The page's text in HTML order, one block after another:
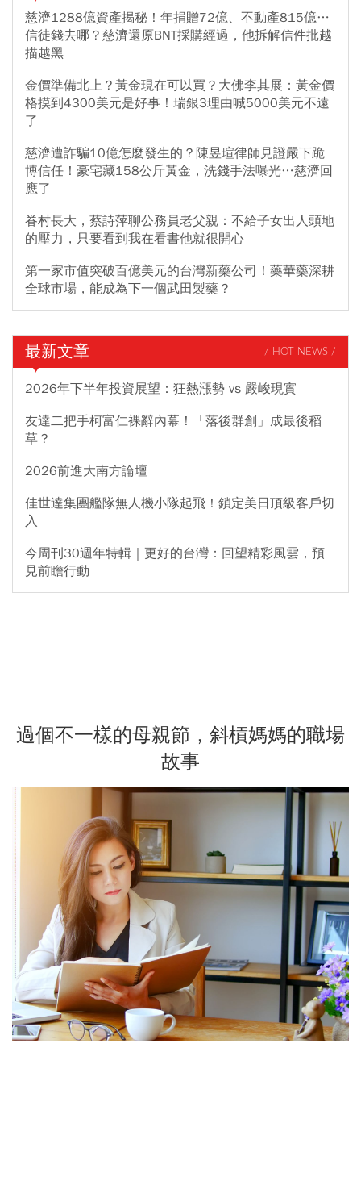
慈濟1288億資產揭秘！年捐贈72億、不動產815億…
信徒錢去哪？慈濟還原BNT採購經過，他拆解信件批越
描越黑
金價準備北上？黃金現在可以買？大佛李其展：黃金價
格摸到4300美元是好事！瑞銀3理由喊5000美元不遠
了
慈濟遭詐騙10億怎麼發生的？陳昱瑄律師見證嚴下跪
博信任！豪宅藏158公斤黃金，洗錢手法曝光…慈濟回
應了
眷村長大，蔡詩萍聊公務員老父親：不給子女出人頭地
的壓力，只要看到我在看書他就很開心
第一家市值突破百億美元的台灣新藥公司！藥華藥深耕
全球市場，能成為下一個武田製藥？
最新文章 / HOT NEWS /
2026年下半年投資展望：狂熱漲勢 vs 嚴峻現實
友達二把手柯富仁裸辭內幕！「落後群創」成最後稻
草？
2026前進大南方論壇
佳世達集團艦隊無人機小隊起飛！鎖定美日頂級客戶切
入
今周刊30週年特輯｜更好的台灣：回望精彩風雲，預
見前瞻行動
過個不一樣的母親節，斜槓媽媽的職場
故事